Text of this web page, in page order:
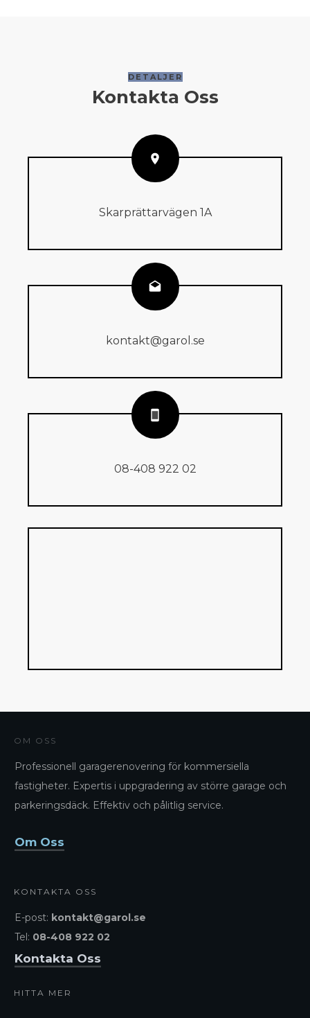
DETALJER
Kontakta Oss
Skarprättarvägen 1A
kontakt@garol.se
08-408 922 02
OM OSS
Professionell garagerenovering för kommersiella
fastigheter. Expertis i uppgradering av större garage och
parkeringsdäck. Effektiv och pålitlig service.
Om Oss
KONTAKTA OSS
E-post: kontakt@garol.se
Tel: 08-408 922 02
Kontakta Oss
HITTA MER